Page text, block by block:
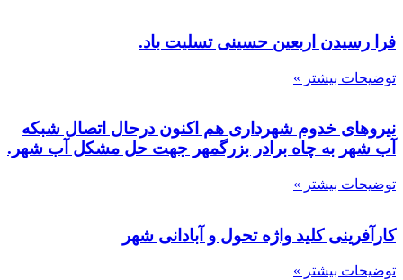
فرا رسیدن اربعین حسینی تسلیت باد.
توضیحات بیشتر »
نیروهای خدوم شهرداری هم اکنون درحال اتصال شبکه
آب شهر به چاه برادر بزرگمهر جهت حل مشکل آب شهر.
توضیحات بیشتر »
کارآفرینی کلید واژه تحول و آبادانی شهر
توضیحات بیشتر »